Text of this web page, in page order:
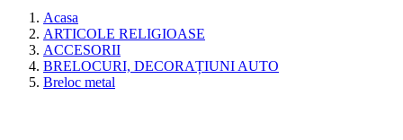
Acasa
ARTICOLE RELIGIOASE
ACCESORII
BRELOCURI, DECORAȚIUNI AUTO
Breloc metal